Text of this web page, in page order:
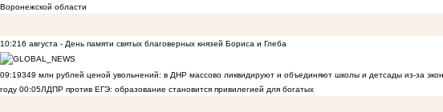
Воронежской области
10:216 августа - День памяти святых благоверных князей Бориса и Глеба
09:19349 млн рублей ценой увольнений: в ДНР массово ликвидируют и объединяют школы и детсады из-за
году 00:05ЛДПР против ЕГЭ: образование становится привилегией для богатых